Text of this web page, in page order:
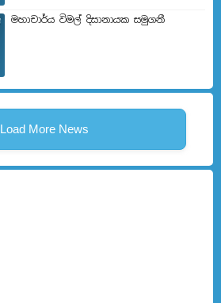
මහාචාර්ය විමල් දිසානායක සමුගනී
Load More News